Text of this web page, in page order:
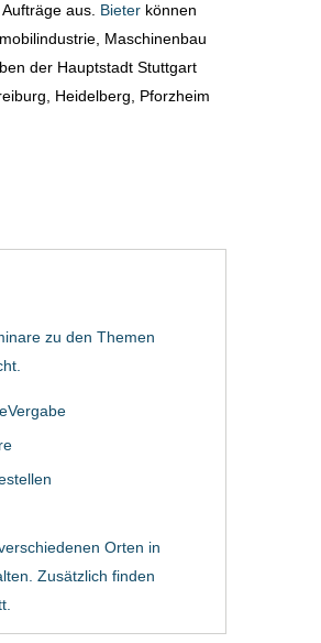
aus. Bieter können
Maschinenbau
der Hauptstadt Stuttgart
Heidelberg, Pforzheim
zu den Themen
Orten in
Zusätzlich finden